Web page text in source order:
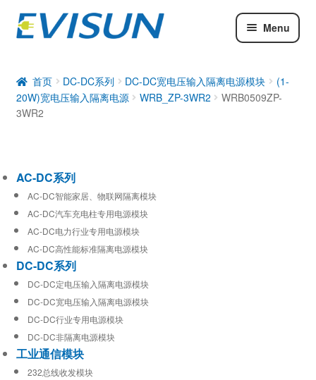
Menu
DC-DC系列
工业通信模块
首页 DC-DC系列 DC-DC宽电压输入隔离电源模块
(1-
20W)宽电压输入隔离电源
WRB_ZP-3WR2
WRB0509ZP-
3WR2
AC-DC系列
AC-DC智能家居、物联网隔离模块
AC-DC汽车充电柱专用电源模块
AC-DC电力行业专用电源模块
AC-DC高性能标准隔离电源模块
DC-DC系列
DC-DC定电压输入隔离电源模块
DC-DC宽电压输入隔离电源模块
DC-DC行业专用电源模块
DC-DC非隔离电源模块
工业通信模块
232总线收发模块